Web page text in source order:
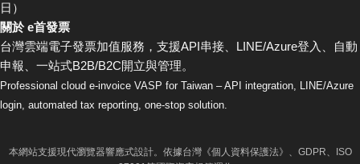
日）
關於 e首發票
台灣雲端電子發票加值服務，支援API串接、LINE/Azure登入、自動
申報、一站式B2B/B2C開立與管理。
Professional cloud e-invoice VASP for Taiwan – API integration, LINE/Azure
login, automated tax reporting, one-stop solution.
本網站支援現代瀏覽器響應式設計。依據台灣《個人資料保護法》、GDPR、ISO